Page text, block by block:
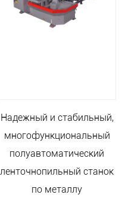
Надежный и стабильный,
многофункциональный
полуавтоматический
ленточнопильный станок
по металлу